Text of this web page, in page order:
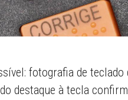
fotografia de teclado
destaque à tecla